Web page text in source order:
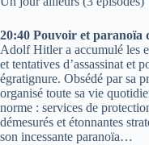
20:40 Pouvoir et paranoïa
Adolf Hitler a accumulé les
et tentatives d’assassinat et
égratignure. Obsédé par sa
organisé toute sa vie
norme : services de
démesurés et étonnantes
son incessante paranoïa…